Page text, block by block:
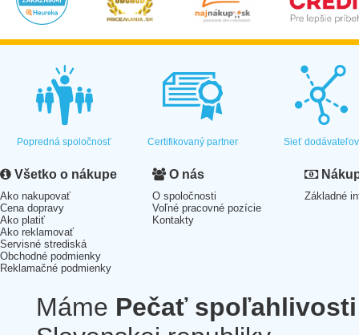
Popredná spoločnosť Certifikovaný partner Sieť dodávateľov
Všetko o nákupe
Ako nakupovať
Cena dopravy
Ako platiť
Ako reklamovať
Servisné strediská
Obchodné podmienky
Reklamačné podmienky
O nás
O spoločnosti
Voľné pracovné pozície
Kontakty
Základné
Máme Pečať spoľahlivosti